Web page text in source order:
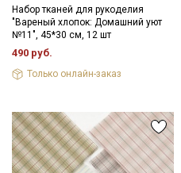
Набор тканей для рукоделия
"Вареный хлопок: Домашний уют
№11", 45*30 см, 12 шт
490 руб.
Только онлайн-заказ